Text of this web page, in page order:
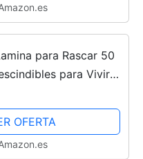
para Rascar 50
para Vivir
cm. Mapa Poster
OFERTA